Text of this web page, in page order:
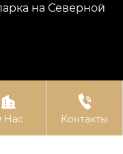
на Северной

Нас

Контакты